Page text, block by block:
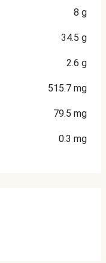
8 g
34.5 g
2.6 g
515.7 mg
79.5 mg
0.3 mg